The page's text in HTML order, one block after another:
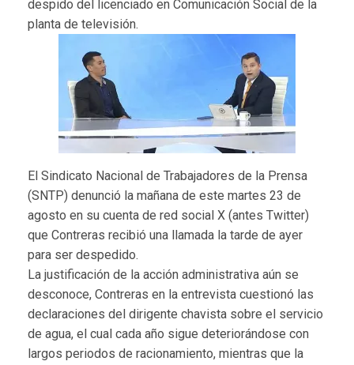
despido del licenciado en Comunicación Social de la
planta de televisión.
El Sindicato Nacional de Trabajadores de la Prensa
(SNTP) denunció la mañana de este martes 23 de
agosto en su cuenta de red social X (antes Twitter)
que Contreras recibió una llamada la tarde de ayer
para ser despedido.
La justificación de la acción administrativa aún se
desconoce, Contreras en la entrevista cuestionó las
declaraciones del dirigente chavista sobre el servicio
de agua, el cual cada año sigue deteriorándose con
largos periodos de racionamiento, mientras que la